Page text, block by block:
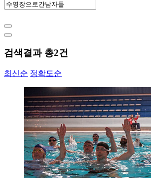
검색결과 총2건
최신순 정확도순